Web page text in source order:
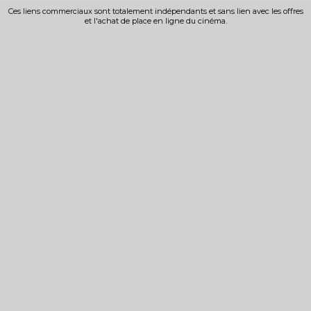
Ces liens commerciaux sont totalement indépendants et sans lien avec les offres
et l'achat de place en ligne du cinéma.